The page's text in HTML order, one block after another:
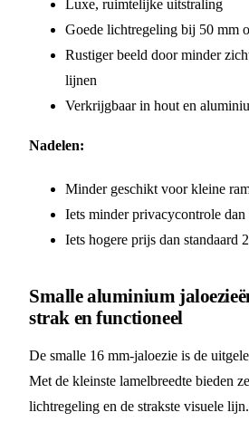
Luxe, ruimtelijke uitstraling
Goede lichtregeling bij 50 mm
Rustiger beeld door minder
lijnen
Verkrijgbaar in hout en
Nadelen:
Minder geschikt voor kleine
Iets minder privacycontrole dan
Iets hogere prijs dan standaard
Smalle aluminium
strak en functioneel
De smalle 16 mm-jaloezie is de
Met de kleinste lamelbreedte bieden
lichtregeling en de strakste visuele